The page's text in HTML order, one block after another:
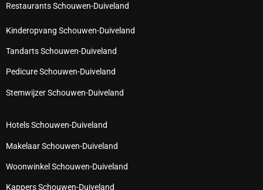
Restaurants Schouwen-Duiveland
Kinderopvang Schouwen-Duiveland
Tandarts Schouwen-Duiveland
Pedicure Schouwen-Duiveland
Stemwijzer Schouwen-Duiveland
Hotels Schouwen-Duiveland
Makelaar Schouwen-Duiveland
Woonwinkel Schouwen-Duiveland
Kappers Schouwen-Duiveland